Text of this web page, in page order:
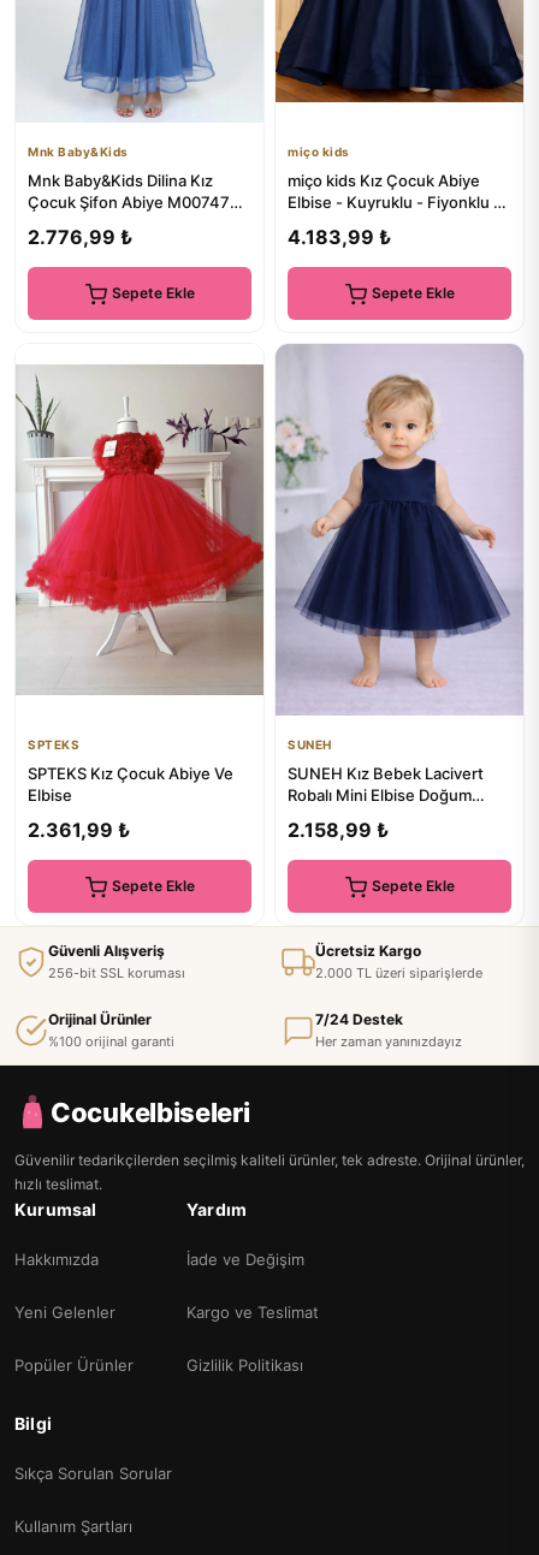
Mnk Baby&Kids
Mnk Baby&Kids Dilina Kız
Çocuk Şifon Abiye M00747
2.776,99 ₺
Sepete Ekle
miço kids
miço kids Kız Çocuk Abiye
Elbise - Kuyruklu - Fiyonklu -
4.183,99 ₺
Sepete Ekle
SPTEKS
SPTEKS Kız Çocuk Abiye Ve
Elbise
2.361,99 ₺
Sepete Ekle
SUNEH
SUNEH Kız Bebek Lacivert
Robalı Mini Elbise Doğum
2.158,99 ₺
Sepete Ekle
Güvenli Alışveriş
256-bit SSL koruması
Ücretsiz Kargo
2.000 TL üzeri siparişlerde
Orijinal Ürünler
%100 orijinal garanti
7/24 Destek
Her zaman yanınızdayız
Cocukelbiseleri
Güvenilir tedarikçilerden seçilmiş kaliteli ürünler, tek adreste. Orijinal ürünler,
hızlı teslimat.
Kurumsal
Hakkımızda
Yeni Gelenler
Popüler Ürünler
Yardım
İade ve Değişim
Kargo ve Teslimat
Gizlilik Politikası
Bilgi
Sıkça Sorulan Sorular
Kullanım Şartları